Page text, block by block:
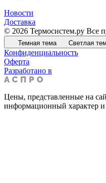
Новости
Доставка
© 2026 Термосистем.ру Все
Темная тема Светлая
Конфиденциальность
Оферта
Разработано в
Цены, представленные на
информационный характер